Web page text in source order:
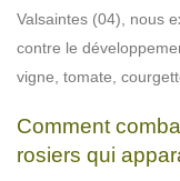
Valsaintes (04), nous
contre le
vigne, tomate,
Comment
rosiers qui